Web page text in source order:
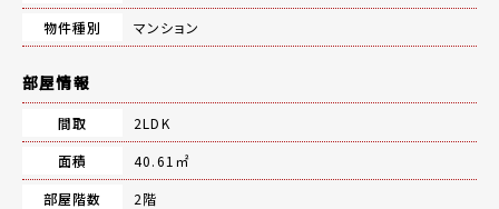
物件種別
マンション
部屋情報
間取
2LDK
面積
40.61㎡
部屋階数
2階